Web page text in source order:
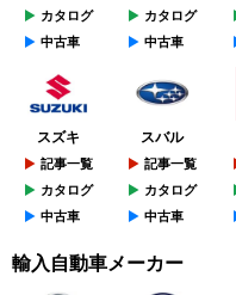
カタログ
中古車
カタログ
中古車
スズキ
記事一覧
カタログ
中古車
スバル
記事一覧
カタログ
中古車
輸入自動車メーカー